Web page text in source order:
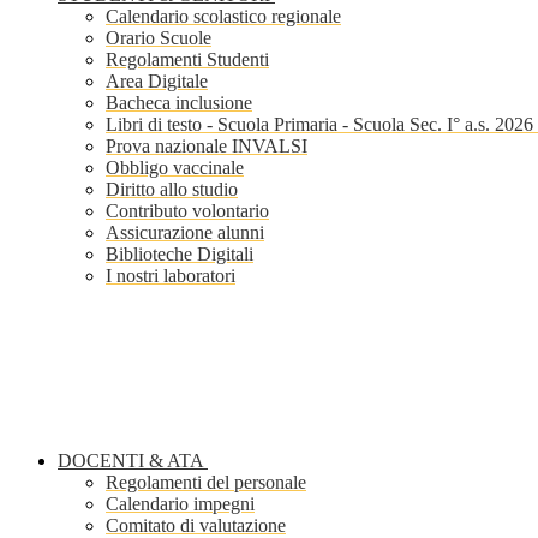
Calendario scolastico regionale
Orario Scuole
Regolamenti Studenti
Area Digitale
Bacheca inclusione
Libri di testo - Scuola Primaria - Scuola Sec. I° a.s. 2026
Prova nazionale INVALSI
Obbligo vaccinale
Diritto allo studio
Contributo volontario
Assicurazione alunni
Biblioteche Digitali
I nostri laboratori
DOCENTI & ATA
Regolamenti del personale
Calendario impegni
Comitato di valutazione